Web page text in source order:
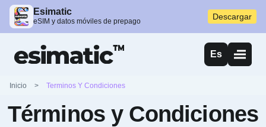
Esimatic
eSIM y datos móviles de prepago Descargar
Es
Inicio > Terminos Y Condiciones
Términos y Condiciones